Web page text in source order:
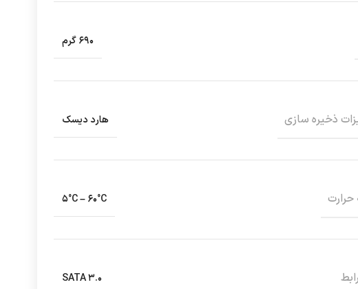
۶۹۰ گرم
ذخیره سازی هارد دیسک
حرارت ۵°C – ۶۰°C
SATA ۳.۰